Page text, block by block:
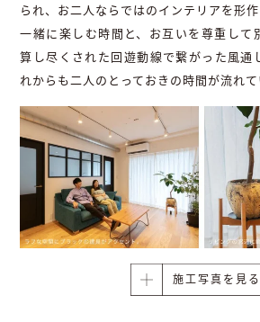
られ、お二人ならではのインテリアを形作
一緒に楽しむ時間と、お互いを尊重して
算し尽くされた回遊動線で繋がった風通
れからも二人のとっておきの時間が流れて
施工写真を見る